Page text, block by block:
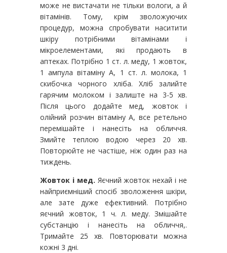
може не вистачати не тільки вологи, а й
вітамінів. Тому, крім зволожуючих
процедур, можна спробувати наситити
шкіру потрібними вітамінами і
мікроелементами, які продають в
аптеках. Потрібно 1 ст. л. меду, 1 жовток,
1 ампула вітаміну А, 1 ст. л. молока, 1
скибочка чорного хліба. Хліб залийте
гарячим молоком і залиште на 3-5 хв.
Після цього додайте мед, жовток і
олійний розчин вітаміну А, все ретельно
перемішайте і нанесіть на обличчя.
Змийте теплою водою через 20 хв.
Повторюйте не частіше, ніж один раз на
тиждень.
Жовток і мед. Яєчний жовток нехай і не
найприємніший спосіб зволоження шкіри,
але зате дуже ефективний. Потрібно
яєчний жовток, 1 ч. л. меду. Змішайте
субстанцію і нанесіть на обличчя,.
Тримайте 25 хв. Повторювати можна
кожні 3 дні.